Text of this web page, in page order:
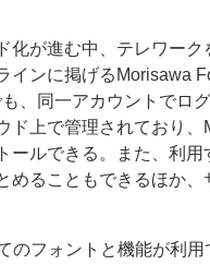
化が進む中、テレワー
インに掲げるMorisawa
、同一アカウントでロ
ド上で管理されており
ールできる。また、利
めることもできるほか
のフォントと機能が利